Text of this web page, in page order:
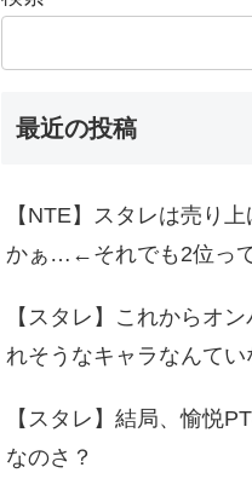
最近の投稿
【NTE】スタレは売り
かぁ…←それでも2位っ
【スタレ】これからオ
れそうなキャラなんてい
【スタレ】結局、愉悦
なのさ？